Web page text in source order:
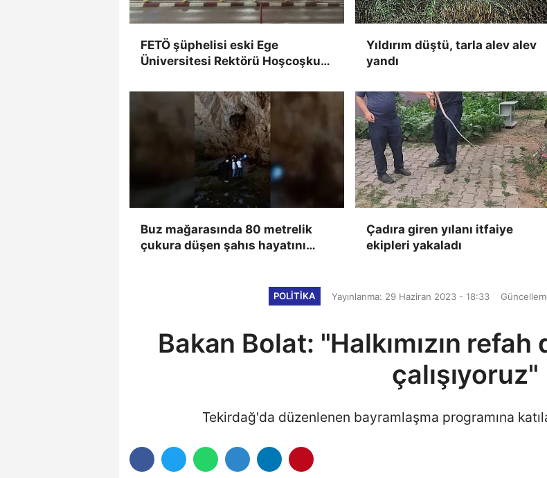
FETÖ şüphelisi eski Ege
Üniversitesi Rektörü Hoşcoşkun
Yıldırım düştü, tarla alev alev
yandı
Buz mağarasında 80 metrelik
çukura düşen şahıs hayatını
Çadıra giren yılanı itfaiye
ekipleri yakaladı
POLITIKA Yayınlanma: 29 Haziran 2023 - 18:33
Bakan Bolat: "Halkımızın
çalışıyoruz"
Tekirdağ'da düzenlenen bayramlaşma programına